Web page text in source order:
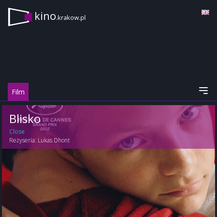
kino.krakow.pl
Film
Blisko
Close
Reżyseria: Lukas Dhont